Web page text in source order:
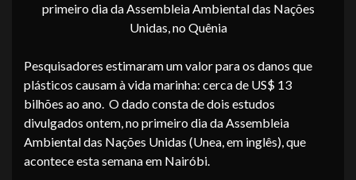
primeiro dia da Assembleia Ambiental das Nações
Unidas, no Quênia
Pesquisadores estimaram um valor para os danos que
plásticos causam à vida marinha: cerca de US$ 13
bilhões ao ano. O dado consta de dois estudos
divulgados ontem, no primeiro dia da Assembleia
Ambiental das Nações Unidas (Unea, em inglês), que
acontece esta semana em Nairóbi.